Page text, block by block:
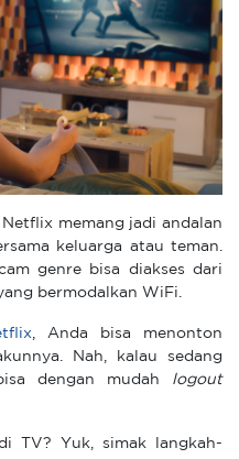
memang jadi andalan
keluarga atau teman.
genre bisa diakses dari
bermodalkan WiFi.
, Anda bisa menonton
Nah, kalau sedang
dengan mudah logout
TV? Yuk, simak langkah-